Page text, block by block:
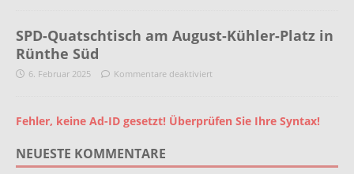
SPD-Quatschtisch am August-Kühler-Platz in
Rünthe Süd
6. Februar 2025 Kommentare deaktiviert
Fehler, keine Ad-ID gesetzt! Überprüfen Sie Ihre Syntax!
NEUESTE KOMMENTARE